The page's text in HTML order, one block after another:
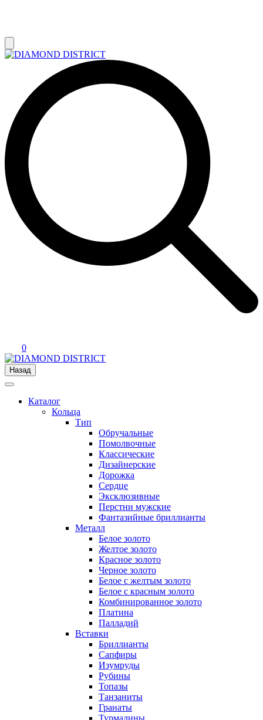
0
Назад
Каталог
Кольца
Тип
Обручальные
Помолвочные
Классические
Дизайнерские
Дорожка
Сердце
Эксклюзивные
Перстни мужские
Фантазийные бриллианты
Металл
Белое золото
Желтое золото
Красное золото
Черное золото
Белое с желтым золото
Белое с красным золото
Комбинированное золото
Платина
Палладий
Вставки
Бриллианты
Сапфиры
Изумруды
Рубины
Топазы
Танзаниты
Гранаты
Турмалины